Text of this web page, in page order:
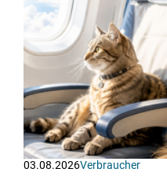
03.08.2026Verbraucher